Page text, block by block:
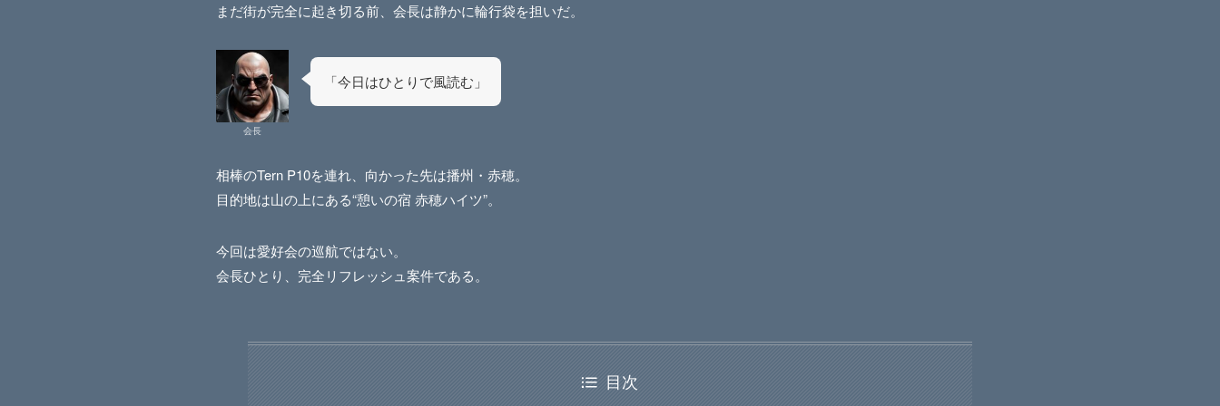
まだ街が完全に起き切る前、会長は静かに輪行袋を担いだ。
会長
「今日はひとりで風読む」
相棒のTern P10を連れ、向かった先は播州・赤穂。
目的地は山の上にある“憩いの宿 赤穂ハイツ”。
今回は愛好会の巡航ではない。
会長ひとり、完全リフレッシュ案件である。
目次